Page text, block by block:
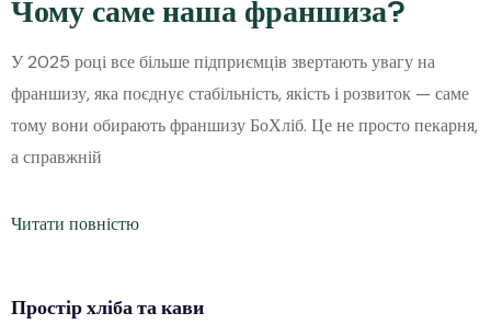
Чому саме наша франшиза?
У 2025 році все більше підприємців звертають увагу на
франшизу, яка поєднує стабільність, якість і розвиток — саме
тому вони обирають франшизу БоХліб. Це не просто пекарня,
а справжній
Читати повністю
Простірхлібата кави